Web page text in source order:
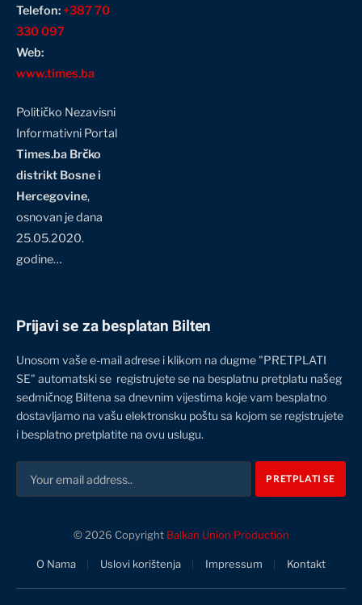
Telefon:+387 70
330 097
Web:
www.times.ba
Političko Nezavisni
Informativni Portal
Times.ba Brčko
distrikt Bosne i
Hercegovine,
osnovan je dana
25.05.2020.
godine…
Prijavi se za besplatan Bilten
Unosom vaše e-mail adrese i klikom na dugme "PRETPLATI
SE" automatski se registrujete se na besplatnu pretplatu našeg
sedmičnog Biltena sa dnevnim vijestima koje vam besplatno
dostavljamo na vašu elektronsku poštu sa kojom se registrujete
i besplatno pretplatite na ovu uslugu.
© 2026 Copyright Balkan Union Production
O Nama Uslovi korištenja Impressum Kontakt